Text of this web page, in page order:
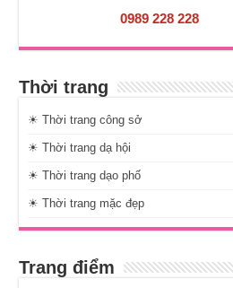
0989 228 228
Thời trang
☀ Thời trang công sở
☀ Thời trang dạ hội
☀ Thời trang dạo phố
☀ Thời trang mặc đẹp
Trang điểm